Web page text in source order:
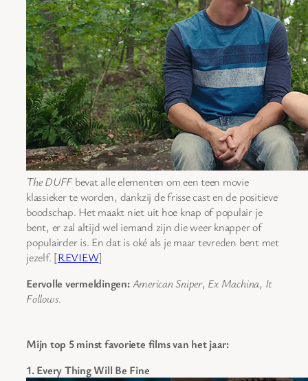
The DUFFbevat alle elementen om een teen movie
klassieker te worden, dankzij de frisse cast en de positieve
boodschap. Het maakt niet uit hoe knap of populair je
bent, er zal altijd wel iemand zijn die weer knapper of
populairder is. En dat is oké als je maar tevreden bent met
jezelf. [REVIEW]
Eervolle vermeldingen:American Sniper, Ex Machina, It
Follows.
Mijn top 5 minst favoriete films van het jaar:
1. Every Thing Will Be Fine